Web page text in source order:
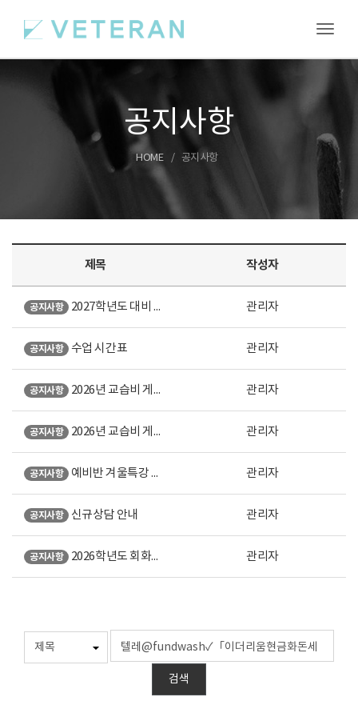
공지사항
HOME 공지사항
제목 작성자
공지사항 2027학년도 대비 여름특강 안내 관리자
공지사항 수업 시간표 관리자
공지사항 2026년 교습비 게시표 (강남 본원) 관리자
공지사항 2026년 교습비 게시표 (노원 직영) 관리자
공지사항 예비반 겨울특강 안내 관리자
공지사항 신규상담 안내 관리자
공지사항 2026학년도 회화계열 미대입시 설명회 오시는 길 안내 관리자
검색